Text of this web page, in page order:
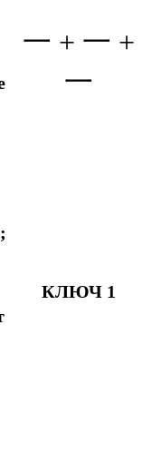
一 + 一 +
一
КЛЮЧ 1